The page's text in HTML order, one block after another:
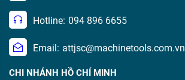
Hotline: 094 896 6655
Email: attjsc@machinetools.com.vn
CHI NHÁNH HỒ CHÍ MINH